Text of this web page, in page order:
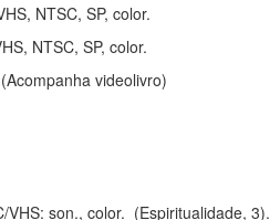
NTSC, SP, color.
NTSC, SP, color.
videolivro)
son., color. (Espiritualidade, 3).